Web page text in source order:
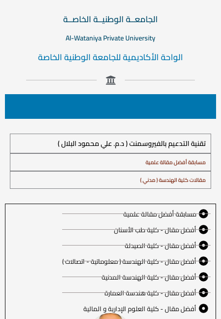
الجامعــة الوطنيــة الخاصــة
Al-Wataniya Private University
الواحة الأكاديمية للجامعة الوطنية الخاصة
تقنية التدعيم بالفيروسمنت ( د.م. علي محمود البلال )
مسابقة أفضل مقالة علمية
مقالات كلية الهندسة ( مدني )
مسابقة أفضل مقالة علمية
أفضل مقال - كلية طب الأسنان
أفضل مقال - كلية الصيدلة
أفضل مقال - كلية الهندسة ( معلوماتية - اتصالات )
أفضل مقال - كلية الهندسة المدنية
أفضل مقال - كلية هندسة العمارة
أفضل مقال - كلية العلوم الإدارية و المالية